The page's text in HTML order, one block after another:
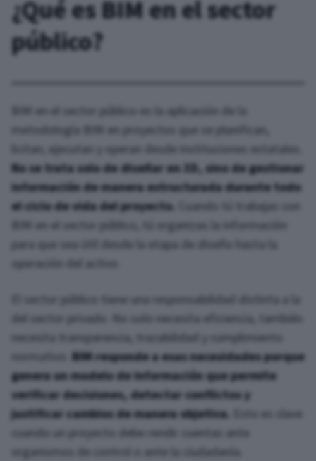
¿Qué es BIM en el sector
público?
BIM en el sector público es la aplicación de la
metodología BIM en proyectos que se planifican,
licitan, ejecutan y operan desde instituciones estatales.
No se trata solo de diseñar en 3D, sino de gestionar
información de manera estructurada durante todo
el ciclo de vida del proyecto.
Cuando tú trabajas con
BIM en el sector público, tú organizas la información
para que sea útil desde la etapa de diseño hasta la
operación del activo.
El sector público tiene una responsabilidad distinta a la
del sector privado. No solo necesita eficiencia, también
necesita transparencia, trazabilidad y cumplimiento
normativo. BIM responde a esas necesidades porque
genera un modelo de información que permite
verificar decisiones, detectar conflictos y
justificar cambios de manera objetiva.
Esto es clave
cuando un proyecto debe rendir cuentas ante
organismos de control o ante la ciudadanía.